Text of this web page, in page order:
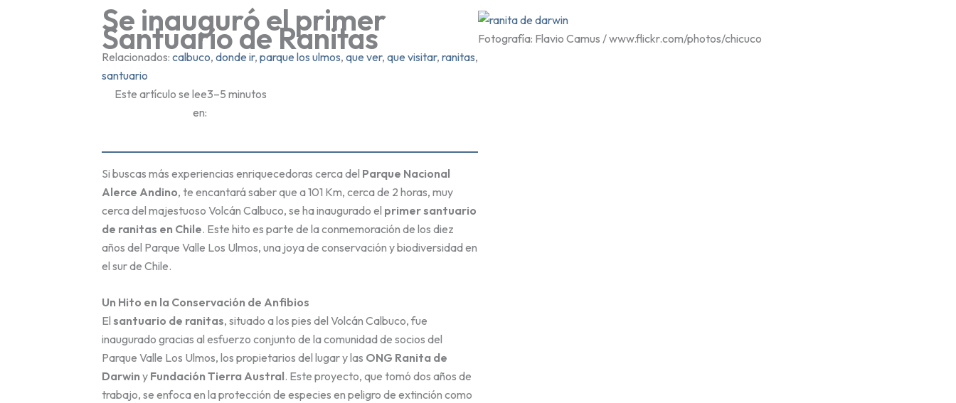
Se inauguró el primer
Santuario de Ranitas
Relacionados: calbuco, donde ir, parque los ulmos, que ver, que visitar, ranitas
santuario
Este artículo se lee
en:
3–5 minutos
Si buscas más experiencias enriquecedoras cerca del Parque Nacional
Alerce Andino, te encantará saber que a 101 Km, cerca de 2 horas, muy
cerca del majestuoso Volcán Calbuco, se ha inaugurado el primer santuario
de ranitas en Chile. Este hito es parte de la conmemoración de los diez
años del Parque Valle Los Ulmos, una joya de conservación y biodiversidad en
el sur de Chile.
Un Hito en la Conservación de Anfibios
El santuario de ranitas, situado a los pies del Volcán Calbuco, fue
inaugurado gracias al esfuerzo conjunto de la comunidad de socios del
Parque Valle Los Ulmos, los propietarios del lugar y las ONG Ranita de
Darwin y Fundación Tierra Austral. Este proyecto, que tomó dos años de
trabajo, se enfoca en la protección de especies en peligro de extinción como
Fotografía: Flavio Camus / www.flickr.com/photos/chicuco